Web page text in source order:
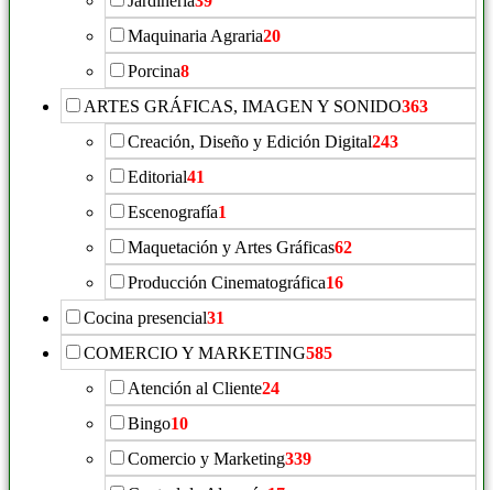
Maquinaria Agraria20
Porcina8
ARTES GRÁFICAS, IMAGEN Y SONIDO363
Creación, Diseño y Edición Digital243
Editorial41
Escenografía1
Maquetación y Artes Gráficas62
Producción Cinematográfica16
Cocina presencial31
COMERCIO Y MARKETING585
Atención al Cliente24
Bingo10
Comercio y Marketing339